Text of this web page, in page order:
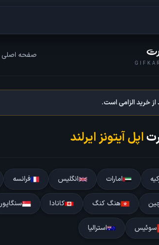
صفحه اصلی
خرید الزامی است.
اپل آیتونز ایرلند
امارات انگلیس فرانسه
هنگ کنگ کانادا سنگاپور
سوئیس استرالیا